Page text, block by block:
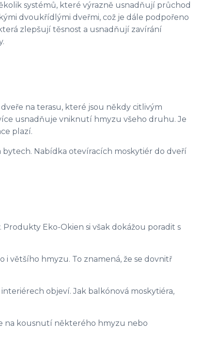
systémů, které výrazně usnadňují průchod
dvoukřídlými dveřmi, což je dále podpořeno
zlepšují těsnost a usnadňují zavírání
na terasu, které jsou někdy citlivým
usnadňuje vniknutí hmyzu všeho druhu. Je
plazí.
Nabídka otevíracích moskytiér do dveří
Eko-Okien si však dokážou poradit s
většího hmyzu. To znamená, že se dovnitř
objeví. Jak balkónová moskytiéra,
na kousnutí některého hmyzu nebo